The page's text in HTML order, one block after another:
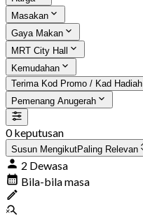
Masakan
Gaya Makan
MRT City Hall
Kemudahan
Terima Kod Promo / Kad Hadiah
Pemenang Anugerah
0 keputusan
Susun MengikutPaling Relevan
2 Dewasa
Bila-bila masa